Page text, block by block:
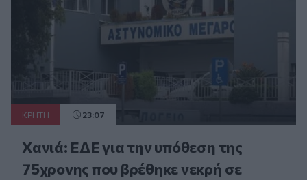
ΚΡΗΤΗ 23:07
Χανιά: ΕΔΕ για την υπόθεση της
75χρονης που βρέθηκε νεκρή σε